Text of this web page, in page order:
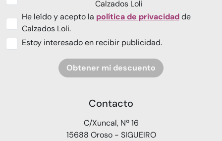
Calzados Loli
He leído y acepto la política de privacidadde
Calzados Loli.
Estoy interesado en recibir publicidad.
Obtener mi descuento
Contacto
C/Xuncal, Nº 16
15688 Oroso - SIGUEIRO